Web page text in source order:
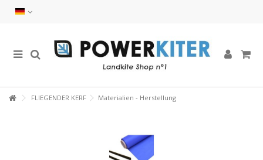
FLIEGENDER KERF Materialien - Herstellung